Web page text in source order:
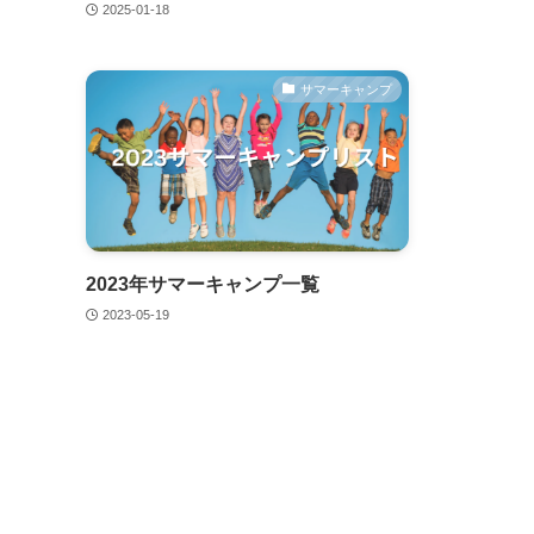
2025-01-18
サマーキャンプ
2023年サマーキャンプ一覧
2023-05-19